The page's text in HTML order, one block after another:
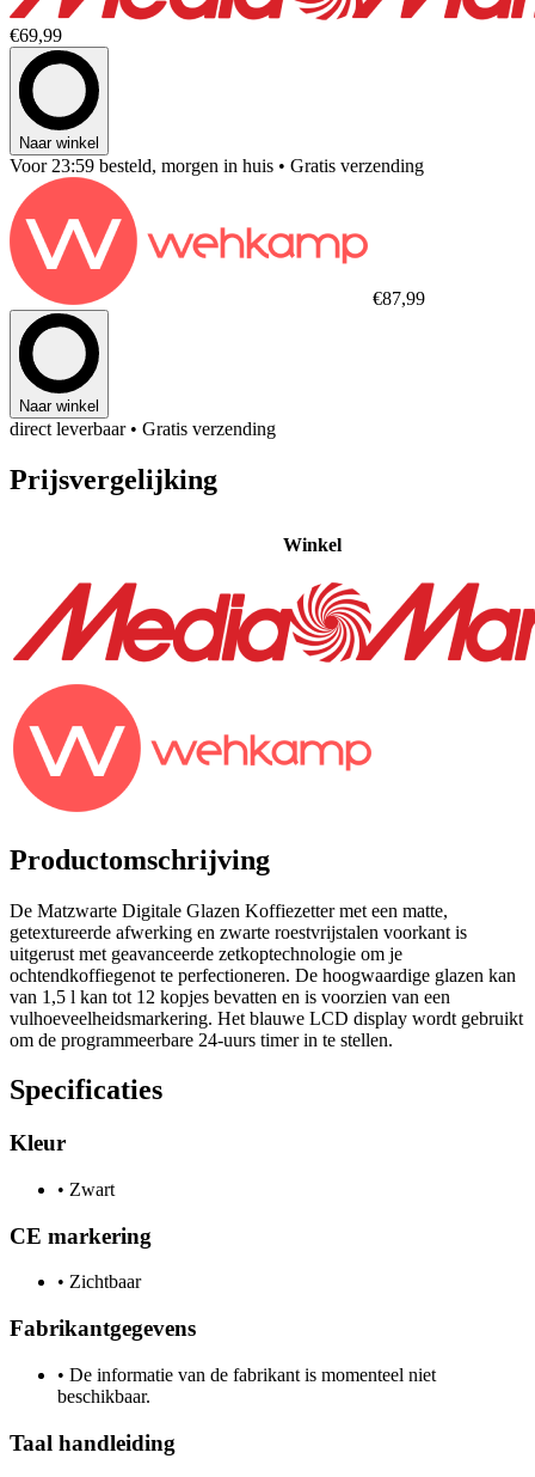
€69,99
Naar winkel
Voor 23:59 besteld, morgen in huis • Gratis verzending
€87,99
Naar winkel
direct leverbaar • Gratis verzending
Prijsvergelijking
Winkel
Productomschrijving
De Matzwarte Digitale Glazen Koffiezetter met een matte,
getextureerde afwerking en zwarte roestvrijstalen voorkant is
uitgerust met geavanceerde zetkoptechnologie om je
ochtendkoffiegenot te perfectioneren. De hoogwaardige glazen kan
van 1,5 l kan tot 12 kopjes bevatten en is voorzien van een
vulhoeveelheidsmarkering. Het blauwe LCD display wordt gebruikt
om de programmeerbare 24-uurs timer in te stellen.
Specificaties
Kleur
• Zwart
CE markering
• Zichtbaar
Fabrikantgegevens
• De informatie van de fabrikant is momenteel niet
beschikbaar.
Taal handleiding